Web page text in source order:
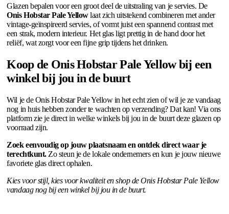
Glazen bepalen voor een groot deel de uitstraling van je servies. De
Onis Hobstar Pale Yellowlaat zich uitstekend combineren met ander
vintage-geïnspireerd servies, of vormt juist een spannend contrast met
een strak, modern interieur. Het glas ligt prettig in de hand door het
reliëf, wat zorgt voor een fijne grip tijdens het drinken.
Koop de Onis Hobstar Pale Yellow bij een
winkel bij jou in de buurt
Wil je de Onis Hobstar Pale Yellow in het echt zien of wil je ze vandaag
nog in huis hebben zonder te wachten op verzending? Dat kan! Via ons
platform zie je direct in welke winkels bij jou in de buurt deze glazen op
voorraad zijn.
Zoek eenvoudig op jouw plaatsnaam en ontdek direct waar je
terechtkunt.Zo steun je de lokale ondernemers en kun je jouw nieuwe
favoriete glas direct ophalen.
Kies voor stijl, kies voor kwaliteit en shop de Onis Hobstar Pale Yellow
vandaag nog bij een winkel bij jou in de buurt.